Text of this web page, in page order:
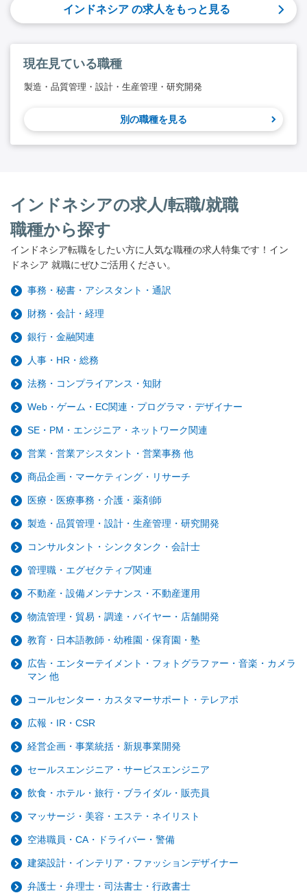
インドネシア の求人をもっと見る
現在見ている職種
製造・品質管理・設計・生産管理・研究開発
別の職種を見る
インドネシアの求人/転職/就職
職種から探す
インドネシア転職をしたい方に人気な職種の求人特集です！イン
ドネシア 就職にぜひご活用ください。
事務・秘書・アシスタント・通訳
財務・会計・経理
銀行・金融関連
人事・HR・総務
法務・コンプライアンス・知財
Web・ゲーム・EC関連・プログラマ・デザイナー
SE・PM・エンジニア・ネットワーク関連
営業・営業アシスタント・営業事務 他
商品企画・マーケティング・リサーチ
医療・医療事務・介護・薬剤師
製造・品質管理・設計・生産管理・研究開発
コンサルタント・シンクタンク・会計士
管理職・エグゼクティブ関連
不動産・設備メンテナンス・不動産運用
物流管理・貿易・調達・バイヤー・店舗開発
教育・日本語教師・幼稚園・保育園・塾
広告・エンターテイメント・フォトグラファー・音楽・カメラ
マン 他
コールセンター・カスタマーサポート・テレアポ
広報・IR・CSR
経営企画・事業統括・新規事業開発
セールスエンジニア・サービスエンジニア
飲食・ホテル・旅行・ブライダル・販売員
マッサージ・美容・エステ・ネイリスト
空港職員・CA・ドライバー・警備
建築設計・インテリア・ファッションデザイナー
弁護士・弁理士・司法書士・行政書士